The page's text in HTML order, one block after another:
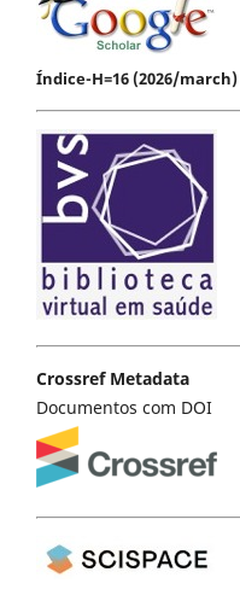
Índice-H=16 (2026/march)
Crossref Metadata
Documentos com DOI